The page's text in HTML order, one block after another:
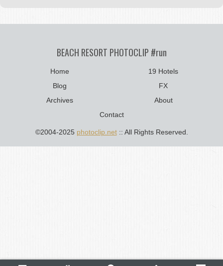
BEACH RESORT PHOTOCLIP #run
Home
19 Hotels
Blog
FX
Archives
About
Contact
©2004-2025 photoclip.net:: All Rights Reserved.